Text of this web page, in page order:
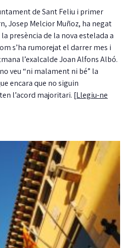
de Sant Feliu i primer
Josep Melcior Muñoz, ha negat
presència de la nova estelada a
s’ha rumorejat el darrer mes i
l’exalcalde Joan Alfons Albó.
veu “ni malament ni bé” la
encara que no siguin
l’acord majoritari. [Llegiu-ne